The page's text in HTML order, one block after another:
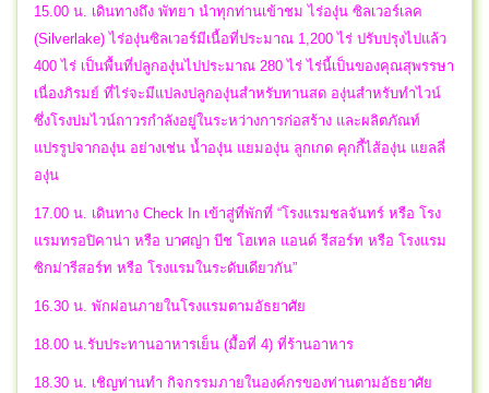
15.00 น. เดินทางถึง พัทยา นำทุกท่านเข้าชม ไร่องุ่น ซิลเวอร์เลค
(Silverlake) ไร่องุ่นซิลเวอร์มีเนื้อที่ประมาณ 1,200 ไร่ ปรับปรุงไปแล้ว
400 ไร่ เป็นพื้นที่ปลูกองุ่นไปประมาณ 280 ไร่ ไร่นี้เป็นของคุณสุพรรษา
เนื่องภิรมย์ ที่ไร่จะมีแปลงปลูกองุ่นสำหรับทานสด องุ่นสำหรับทำไวน์
ซึ่งโรงบ่มไวน์ถาวรกำลังอยู่ในระหว่างการก่อสร้าง และผลิตภัณท์
แปรรูปจากองุ่น อย่างเช่น น้ำองุ่น แยมองุ่น ลูกเกด คุกกี้ไส้องุ่น แยลลี่
องุ่น
17.00 น. เดินทาง Check In เข้าสู่ที่พักที่ “โรงแรมชลจันทร์ หรือ โรง
แรมทรอปิคาน่า หรือ บาศญ่า บีช โฮเทล แอนด์ รีสอร์ท หรือ โรงแรม
ซิกม่ารีสอร์ท หรือ โรงแรมในระดับเดียวกัน”
16.30 น. พักผ่อนภายในโรงแรมตามอัธยาศัย
18.00 น.รับประทานอาหารเย็น (มื้อที่ 4) ที่ร้านอาหาร
18.30 น. เชิญท่านทำ กิจกรรมภายในองค์กรของท่านตามอัธยาศัย